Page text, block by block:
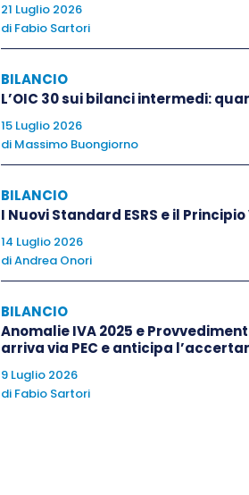
Credito v/
(pagamento dei premi)
Nel momento in cui il debito per
allacompensazione delle somme
come percentuale sulle vendite
Debito v/fornitore a
a Credit v/
premi)
a Aggio su Gratta
dell’aggio)
21 Luglio 2026
di Fabio Sartori
BILANCIO
L’OIC 30 sui bilanci intermedi:
15 Luglio 2026
di Massimo Buongiorno
BILANCIO
I Nuovi Standard ESRS e il
14 Luglio 2026
diAndrea Onori
BILANCIO
Anomalie IVA 2025 e
arriva via PEC e anticipa
9 Luglio 2026
di Fabio Sartori